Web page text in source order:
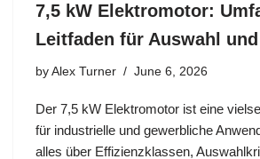
7,5 kW Elektromotor:
Leitfaden für Auswahl
by Alex Turner June 6, 2026
Der 7,5 kW Elektromotor ist eine
für industrielle und gewerbliche
alles über Effizienzklassen,